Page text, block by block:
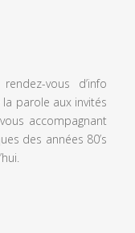
vous d’info
parole aux invités
accompagnant
des années 80’s